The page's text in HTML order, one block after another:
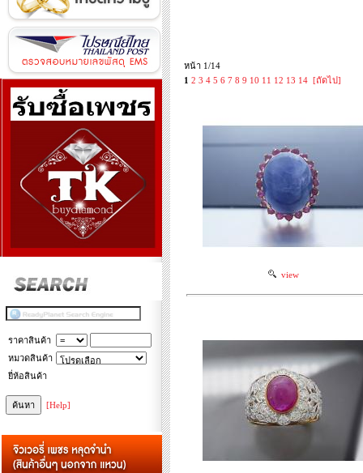
ราคาสินค้า
หมวดสินค้า
ยี่ห้อสินค้า
[Help]
หน้า 1/14
1 2 3 4 5 6 7 8 9 10 11 12 13 14 [ถัดไป]
view